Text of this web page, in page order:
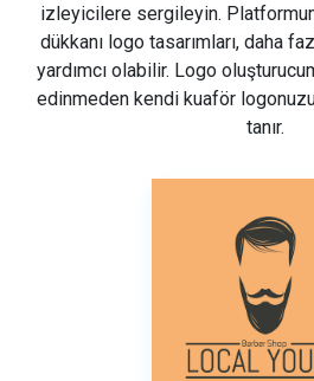
izleyicilere sergileyin.
dükkanı logo tasarımları, daha
yardımcı olabilir. Logo
edinmeden kendi kuaför
tanır.